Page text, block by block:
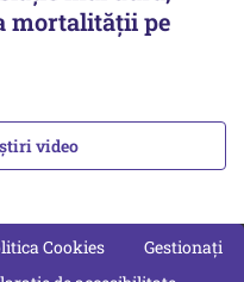
mortalității pe
video
Cookies
Gestionați